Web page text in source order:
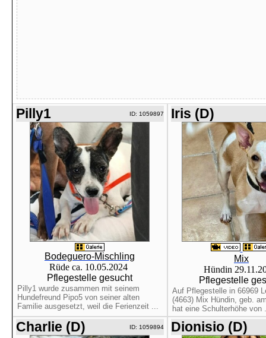
Pilly1 ID: 1059897
Bodeguero-Mischling
Rüde ca. 10.05.2024
Pflegestelle gesucht
Pilly1 wurde zusammen mit seinem
Hundefreund Pipo5 von seiner alten
Familie ausgesetzt, weil die Ferienzeit ...
Iris (D)
Mix
Hündin
Pflegestelle
Auf Pflegestelle in 66969
(4663) Mix Hündin, geb.
hat eine Schulterhöhe von
Charlie (D) ID: 1059894 Dionisio (D)